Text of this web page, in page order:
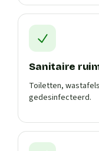
Sanitaire
Toiletten,
gedesinfecteerd.